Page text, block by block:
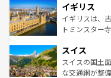
いる。シャン
香り高いラベ
らに、パリ以
れる地方に足
を参照してほ
顔を持つこの
ルリンの文化
してライン川
は、お酒好きな人
ドイツ情報は
イギリス
イギリスは、
トミンスター
リアごとに異
ティー、ビー
戦など、本場
スイス
スイスの国土
な交通網が整